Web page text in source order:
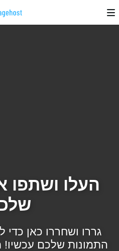
העלו ושתפו
גררו ושחררו כאן